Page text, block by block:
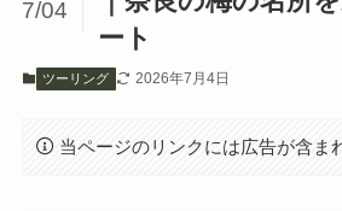
ート
7/04
ツーリング 2026年7月4日
当ページのリンクには広告が含ま